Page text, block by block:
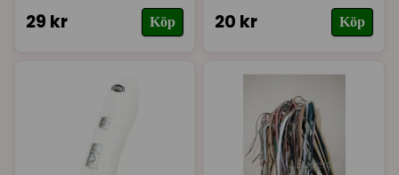
29 kr Köp 20 kr Köp